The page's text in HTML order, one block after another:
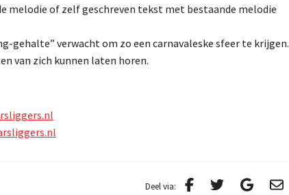
melodie of zelf geschreven tekst met bestaande melodie
gehalte” verwacht om zo een carnavaleske sfeer te krijgen.
van zich kunnen laten horen.
Deel via: